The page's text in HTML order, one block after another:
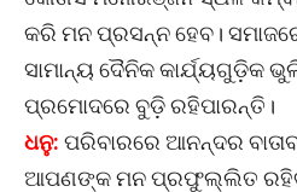
କରି ମନ ପ୍ରସନ୍ନ ହେବ।
ସାମାନ୍ୟ ଦୈନିକ କାର୍ଯ୍ୟଗୁଡ଼ିକ
ପ୍ରମୋଦରେ ବୁଡ଼ି ରହିପାରନ୍ତି।
ଧନୁ: ପରିବାରରେ ଆନନ୍ଦର
ଆପଣଙ୍କ ମନ ପ୍ରଫୁଲ୍ଲିତ